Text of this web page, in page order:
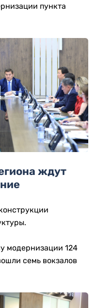
пункта
ждут
модернизации 124
семь вокзалов